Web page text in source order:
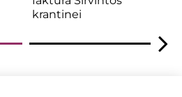
krantinei